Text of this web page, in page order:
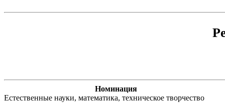
Номинация
Естественные науки, математика, техническое творчество